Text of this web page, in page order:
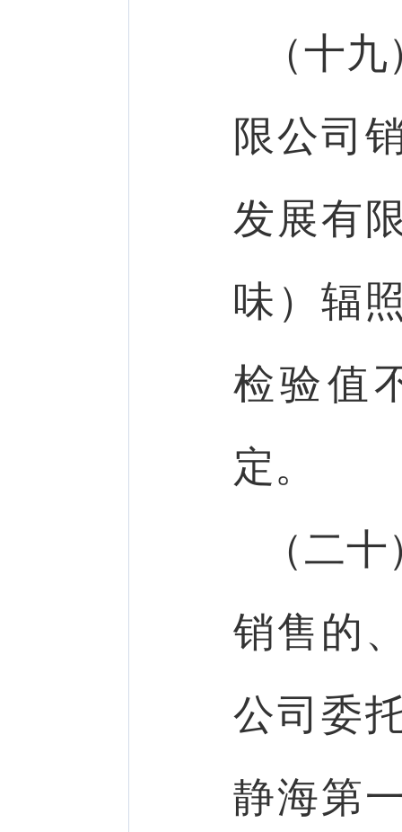
（十
限公司
发展有
味）辐
检验值
定。
（二
销售的
公司委
静海第